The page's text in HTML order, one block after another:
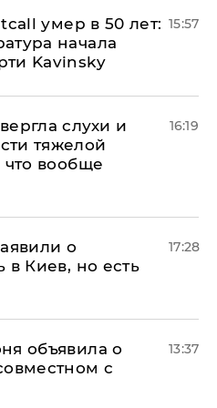
умер в 50 лет:
начала
Kavinsky
15:57
слухи и
тяжелой
вообще
16:19
о
в Киев, но есть
17:28
объявила о
с
13:37